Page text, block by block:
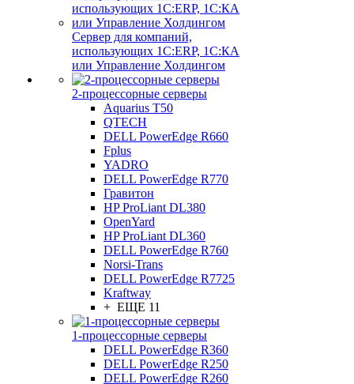
Сервер для компаний,
использующих 1C:ERP, 1С:КА
или Управление Холдингом
2-процессорные серверы
Aquarius T50
QTECH
DELL PowerEdge R660
Fplus
YADRO
DELL PowerEdge R770
Гравитон
HP ProLiant DL380
OpenYard
HP ProLiant DL360
DELL PowerEdge R760
Norsi-Trans
DELL PowerEdge R7725
Kraftway
+ ЕЩЕ 11
1-процессорные серверы
DELL PowerEdge R360
DELL PowerEdge R250
DELL PowerEdge R260